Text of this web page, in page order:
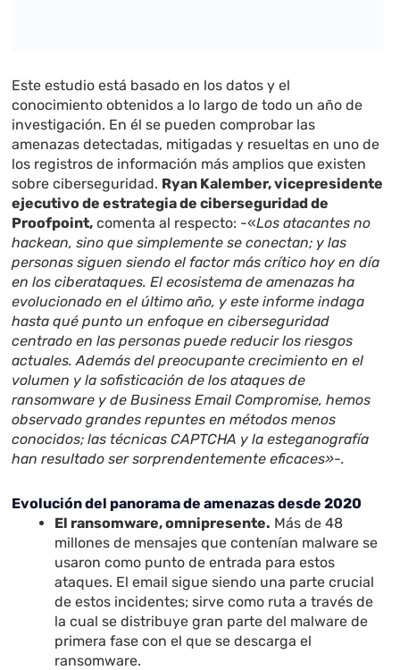
Este estudio está basado en los datos y el
conocimiento obtenidos a lo largo de todo un año de
investigación. En él se pueden comprobar las
amenazas detectadas, mitigadas y resueltas en uno de
los registros de información más amplios que existen
sobre ciberseguridad. Ryan Kalember, vicepresidente
ejecutivo de estrategia de ciberseguridad de
Proofpoint, comenta al respecto: -«Los atacantes no
hackean, sino que simplemente se conectan; y las
personas siguen siendo el factor más crítico hoy en día
en los ciberataques. El ecosistema de amenazas ha
evolucionado en el último año, y este informe indaga
hasta qué punto un enfoque en ciberseguridad
centrado en las personas puede reducir los riesgos
actuales.Además del preocupante crecimiento en el
volumen y la sofisticación de los ataques de
ransomware y de Business Email Compromise, hemos
observado grandes repuntes en métodos menos
conocidos; las técnicas CAPTCHA y la esteganografía
han resultado ser sorprendentemente eficaces»-.
Evolución del panorama de amenazas desde 2020
El ransomware, omnipresente. Más de 48
millones de mensajes que contenían malware se
usaron como punto de entrada para estos
ataques. El email sigue siendo una parte crucial
de estos incidentes; sirve como ruta a través de
la cual se distribuye gran parte del malware de
primera fase con el que se descarga el
ransomware.